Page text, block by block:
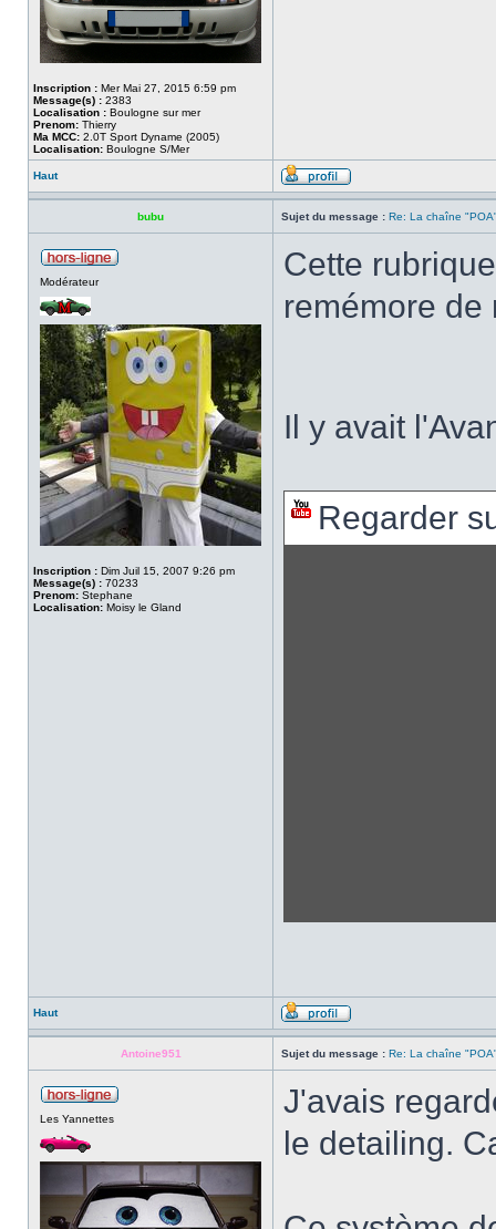
Inscription : Mer Mai 27, 2015 6:59 pm
Message(s) : 2383
Localisation : Boulogne sur mer
Prenom: Thierry
Ma MCC: 2.0T Sport Dyname (2005)
Localisation: Boulogne S/Mer
Haut
bubu Sujet du message : Re: La chaîne
Modérateur
Inscription : Dim Juil 15, 2007 9:26 pm
Message(s) : 70233
Prenom: Stephane
Localisation: Moisy le Gland
Cette
remémore de
Il y avait
Regarder
Haut
Antoine951 Sujet du message : Re: La chaîne
Les Yannettes
J'avais
le detailing.